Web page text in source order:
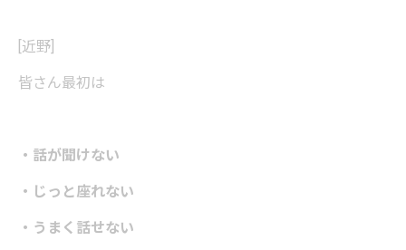
[近野]
皆さん最初は
・話が聞けない
・じっと座れない
・うまく話せない